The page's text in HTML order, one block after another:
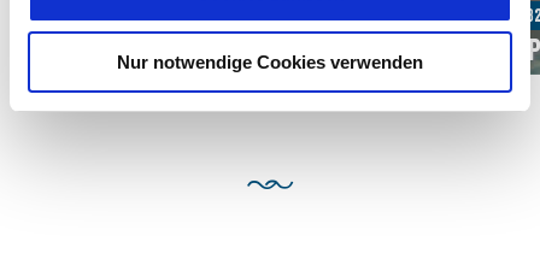
Nur notwendige Cookies verwenden
Neureuth
Ab